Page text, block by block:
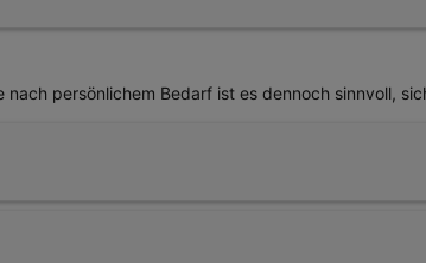
der Weide zuziehen. Fügt Ihr Pferd einem anderen
persönlichem Bedarf ist es dennoch sinnvoll,
hat, kann Ihre Pferdehaftpflicht den Schaden